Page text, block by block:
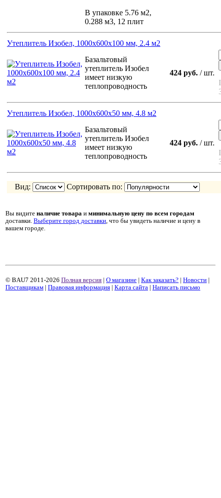
В упаковке 5.76 м2,
0.288 м3, 12 плит
Утеплитель Изобел, 1000x600x100 мм, 2.4 м2
Базальтовый
утеплитель Изобел
имеет низкую
теплопроводность
424 руб. / шт.
Утеплитель Изобел, 1000x600x50 мм, 4.8 м2
Базальтовый
утеплитель Изобел
имеет низкую
теплопроводность
424 руб. / шт.
Вид: Сортировать по:
Вы видите наличие товара и минимальную цену по всем городам
доставки. Выберите город доставки, что бы увидеть наличие и цену в
вашем городе.
© BAU7 2011-2026 Полная версия | О магазине | Как заказать? | Новости |
Поставщикам | Правовая информация | Карта сайта | Написать письмо